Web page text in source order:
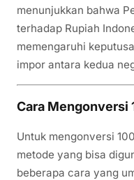
menunjukkan bahwa
terhadap Rupiah
memengaruhi
impor antara kedua
Cara Mengonversi
Untuk mengonversi
metode yang bisa
beberapa cara yang